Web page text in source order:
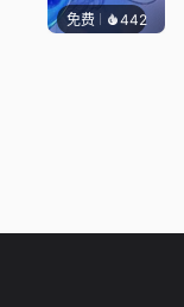
免费 442辰东